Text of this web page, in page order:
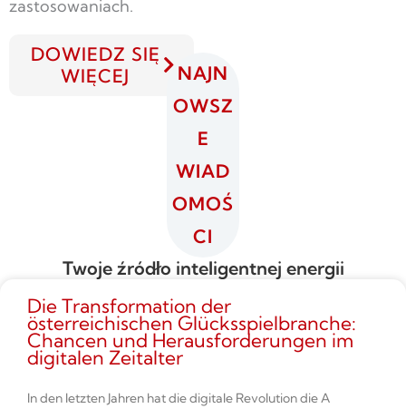
zastosowaniach.
DOWIEDZ SIĘ
WIĘCEJ
NAJN
OWSZ
E
WIAD
OMOŚ
CI
Twoje źródło inteligentnej energii
Die Transformation der
österreichischen Glücksspielbranche:
Chancen und Herausforderungen im
digitalen Zeitalter
In den letzten Jahren hat die digitale Revolution die A